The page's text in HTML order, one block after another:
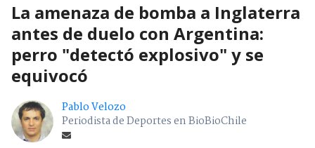
La amenaza de bomba a Inglaterra
antes de duelo con Argentina:
perro "detectó explosivo" y se
equivocó
Pablo Velozo
Periodista de Deportes en BioBioChile